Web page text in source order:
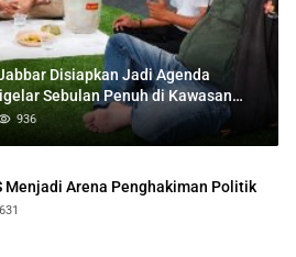
Disiapkan Jadi Agenda
Sebulan Penuh di Kawasan
Al Jabbar
936
Menjadi Arena Penghakiman Politik
631